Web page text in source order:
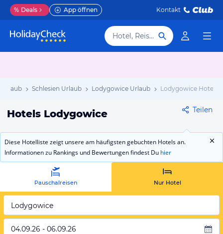
% Deals App öffnen Kontakt
Hotel, Reiseziel
Urlaub Schlesien Urlaub Lodygowice Urlaub Lodygowice Hotels
Hotels Lodygowice Teilen
Diese Hotelliste zeigt unsere am häufigsten gebuchten Hotels an.
Informationen zu Rankings und Bewertungen findest Du hier
Pauschalreisen Nur Hotel
Lodygowice
04.09.26 - 06.09.26